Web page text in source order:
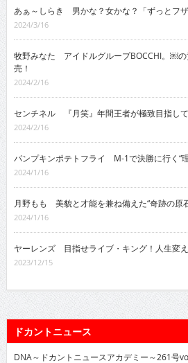
あぁ～しらき 男かな？女かな？「ずっとフザ
2024/3/16
牧野みなた アイドルグループBOCCHI。￼の
売！
2024/2/16
センチネル 『月笑』年間王者が極致目指し
2024/2/16
パンプキンポテトフライ M-1で決勝に行く“
2024/1/16
月野もも 美貌と才能を兼ね備えた“奇跡の原
2024/1/16
ヤーレンズ 目指せライブ・キング！人生変
2023/12/15
ドカントニュース
DNA～ドカントニュースアカデミー～261号